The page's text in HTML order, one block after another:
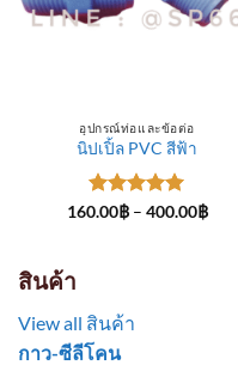
อุปกรณ์ท่อและข้อต่อ
นิปเปิ้ล PVC สีฟ้า
ให้คะแนน
160.00฿ – 400.00฿Price
สินค้า
View all สินค้า
กาว-ซีลีโคน